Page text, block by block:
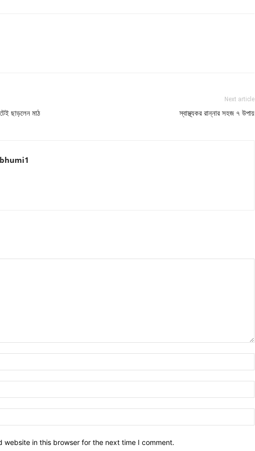
ছাড়লেন মাঠ
Next article
স্বাস্থ্যকর রান্নার সহজ ৭ উপায়
website in this browser for the next time I comment.